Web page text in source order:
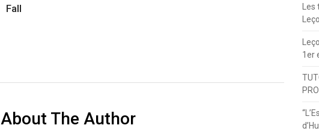
Fall
About The Author
1er